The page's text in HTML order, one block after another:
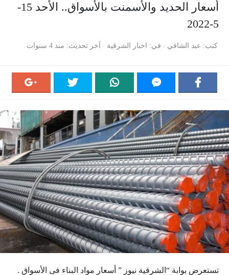
أسعار الحديد والأسمنت بالأسواق.. الأحد 15-
5-2022
كتب عبد الشافي في اخبار الشرقية آخر تحديث منذ 4 سنوات
تستعرض بوابة “الشرقية نيوز ” أسعار مواد البناء فى الأسواق .